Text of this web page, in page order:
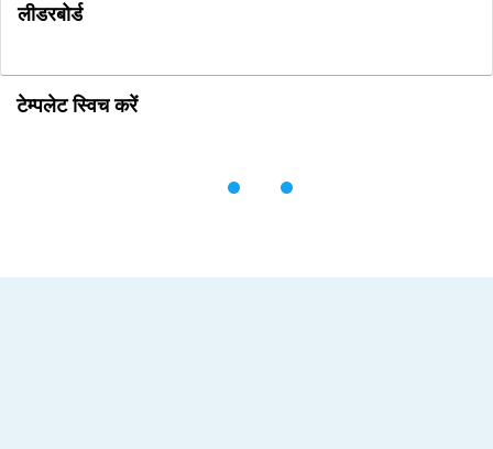
लीडरबोर्ड
टेम्पलेट स्विच करें